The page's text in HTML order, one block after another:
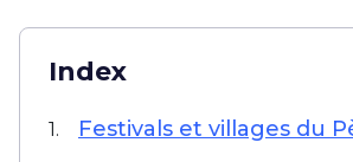
Index
1. Festivals et villages du